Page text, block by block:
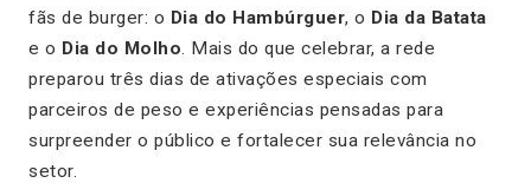
fãs de burger: o Dia do Hambúrguer, o Dia da Batata
e o Dia do Molho. Mais do que celebrar, a rede
preparou três dias de ativações especiais com
parceiros de peso e experiências pensadas para
surpreender o público e fortalecer sua relevância no
setor.